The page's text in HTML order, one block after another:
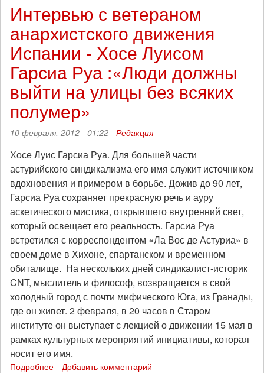
«Социальная
философия
Андре
Горца»
Интервью с ветераном
анархистского движения
Испании - Хосе Луисом
Гарсиа Руа :«Люди должны
выйти на улицы без всяких
полумер»
10 февраля, 2012 - 01:22 - Редакция
Хосе Луис Гарсиа Руа. Для большей части
астурийского синдикализма его имя служит источником
вдохновения и примером в борьбе. Дожив до 90 лет,
Гарсиа Руа сохраняет прекрасную речь и ауру
аскетического мистика, открывшего внутренний свет,
который освещает его реальность. Гарсиа Руа
встретился с корреспондентом «Ла Вос де Астуриа» в
своем доме в Хихоне, спартанском и временном
обиталище. На нескольких дней синдикалист-историк
CNT, мыслитель и философ, возвращается в свой
холодный город с почти мифического Юга, из Гранады,
где он живет. 2 февраля, в 20 часов в Старом
институте он выступает с лекцией о движении 15 мая в
рамках культурных мероприятий инициативы, которая
носит его имя.
Подробнее Добавить комментарий